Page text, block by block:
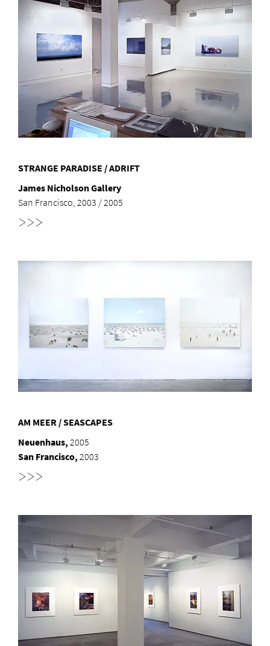
STRANGE PARADISE / ADRIFT
James Nicholson Gallery
San Francisco, 2003 / 2005
>>>
AM MEER / SEASCAPES
Neuenhaus,2005
San Francisco,2003
>>>